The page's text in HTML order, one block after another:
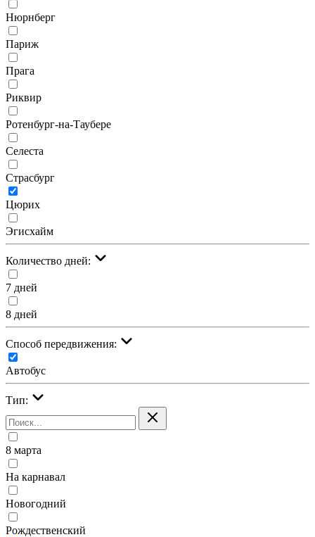
Нюрнберг
Париж
Прага
Риквир
Ротенбург-на-Таубере
Селеста
Страсбург
Цюрих
Эгисхайм
Количество дней:
7 дней
8 дней
Cпособ передвижения:
Автобус
Тип:
8 марта
На карнавал
Новогодний
Рождественский